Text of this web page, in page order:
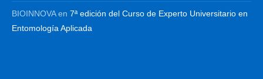
BIOINNOVAen 7ª edición del Curso de Experto Universitario en
Entomología Aplicada